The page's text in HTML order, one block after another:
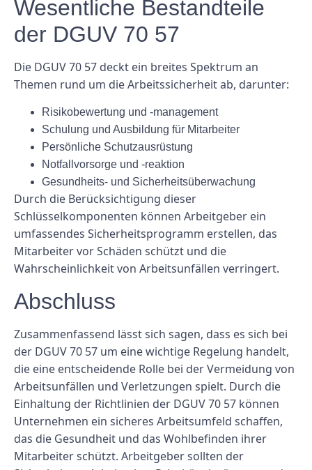
Wesentliche Bestandteile
der DGUV 70 57
Die DGUV 70 57 deckt ein breites Spektrum an
Themen rund um die Arbeitssicherheit ab, darunter:
Risikobewertung und -management
Schulung und Ausbildung für Mitarbeiter
Persönliche Schutzausrüstung
Notfallvorsorge und -reaktion
Gesundheits- und Sicherheitsüberwachung
Durch die Berücksichtigung dieser
Schlüsselkomponenten können Arbeitgeber ein
umfassendes Sicherheitsprogramm erstellen, das
Mitarbeiter vor Schäden schützt und die
Wahrscheinlichkeit von Arbeitsunfällen verringert.
Abschluss
Zusammenfassend lässt sich sagen, dass es sich bei
der DGUV 70 57 um eine wichtige Regelung handelt,
die eine entscheidende Rolle bei der Vermeidung von
Arbeitsunfällen und Verletzungen spielt. Durch die
Einhaltung der Richtlinien der DGUV 70 57 können
Unternehmen ein sicheres Arbeitsumfeld schaffen,
das die Gesundheit und das Wohlbefinden ihrer
Mitarbeiter schützt. Arbeitgeber sollten der